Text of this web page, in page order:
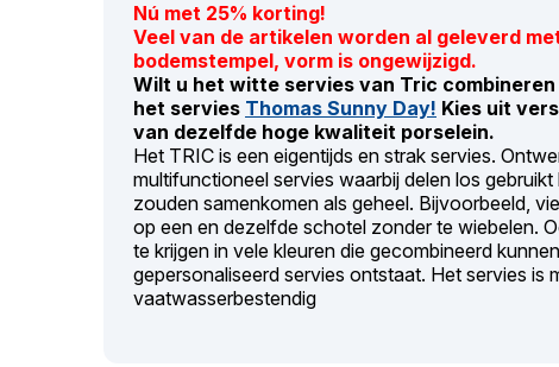
Nú met 25% korting!
Veel van de artikelen worden al geleverd
bodemstempel, vorm is ongewijzigd.
Wilt u het witte servies van Tric
het servies Thomas Sunny Day! Kies uit
van dezelfde hoge kwaliteit porselein.
Het TRIC is een eigentijds en strak servies.
multifunctioneel servies waarbij delen los
zouden samenkomen als geheel. Bijvoorbeeld,
op een en dezelfde schotel zonder te wiebelen.
te krijgen in vele kleuren die gecombineerd
gepersonaliseerd servies ontstaat. Het servies is
vaatwasserbestendig